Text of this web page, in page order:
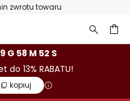
zwrotu towaru
G 58 M 51 S
do 13% RABATU!
kopiuj